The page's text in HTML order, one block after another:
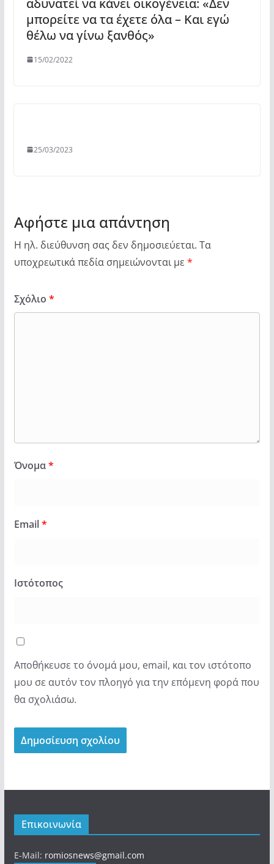
αδυνατεί να κάνει οικογένεια: «Δεν
μπορείτε να τα έχετε όλα – Και εγώ
θέλω να γίνω ξανθός»
15/02/2022
25/03/2023
Αφήστε μια απάντηση
Η ηλ. διεύθυνση σας δεν δημοσιεύεται. Τα
υποχρεωτικά πεδία σημειώνονται με *
Σχόλιο *
Όνομα*
Email*
Ιστότοπος
Αποθήκευσε το όνομά μου, email, και τον ιστότοπο
μου σε αυτόν τον πλοηγό για την επόμενη φορά που
θα σχολιάσω.
Επικοινωνία
E-Mail: romiosnews@gmail.com